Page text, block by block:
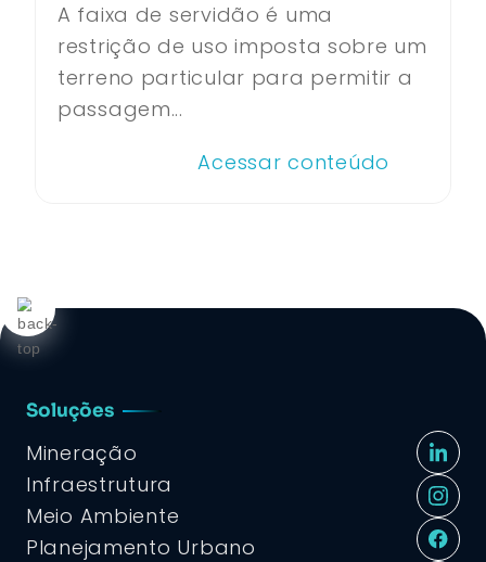
A faixa de servidão é uma
restrição de uso imposta sobre um
terreno particular para permitir a
passagem...
Acessar conteúdo
Soluções
Mineração
Infraestrutura
Meio Ambiente
Planejamento Urbano